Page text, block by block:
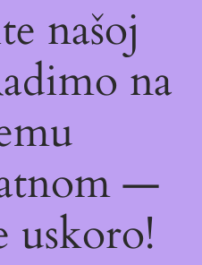
našoj
na
—
uskoro!